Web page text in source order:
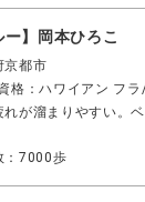
ー】岡本ひろこ
京都市
格：ハワイアン フ
れが溜まりやすい。
：7000歩